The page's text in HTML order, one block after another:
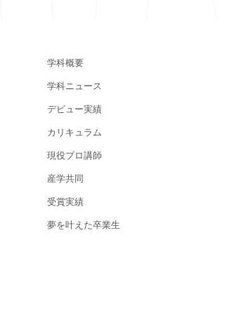
学科概要
学科ニュース
デビュー実績
カリキュラム
現役プロ講師
産学共同
受賞実績
夢を叶えた卒業生